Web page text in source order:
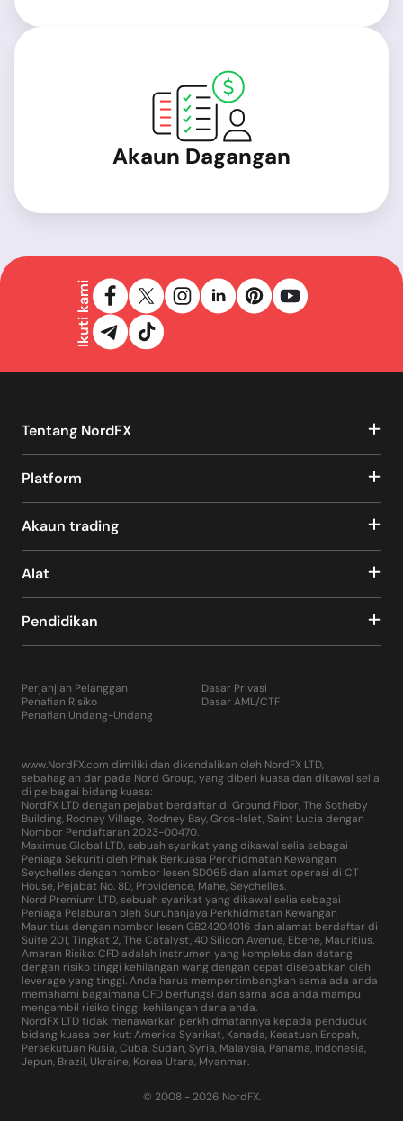
Akaun Dagangan
Ikuti kami
Tentang NordFX
Platform
Akaun trading
Alat
Pendidikan
Perjanjian Pelanggan
Penafian Risiko
Penafian Undang-Undang
Dasar Privasi
Dasar AML/CTF
www.NordFX.com dimiliki dan dikendalikan oleh NordFX LTD,
sebahagian daripada Nord Group, yang diberi kuasa dan dikawal selia
di pelbagai bidang kuasa:
NordFX LTD dengan pejabat berdaftar di Ground Floor, The Sotheby
Building, Rodney Village, Rodney Bay, Gros-Islet, Saint Lucia dengan
Nombor Pendaftaran 2023-00470.
Maximus Global LTD, sebuah syarikat yang dikawal selia sebagai
Peniaga Sekuriti oleh Pihak Berkuasa Perkhidmatan Kewangan
Seychelles dengan nombor lesen SD065 dan alamat operasi di CT
House, Pejabat No. 8D, Providence, Mahe, Seychelles.
Nord Premium LTD, sebuah syarikat yang dikawal selia sebagai
Peniaga Pelaburan oleh Suruhanjaya Perkhidmatan Kewangan
Mauritius dengan nombor lesen GB24204016 dan alamat berdaftar di
Suite 201, Tingkat 2, The Catalyst, 40 Silicon Avenue, Ebene, Mauritius.
Amaran Risiko: CFD adalah instrumen yang kompleks dan datang
dengan risiko tinggi kehilangan wang dengan cepat disebabkan oleh
leverage yang tinggi. Anda harus mempertimbangkan sama ada anda
memahami bagaimana CFD berfungsi dan sama ada anda mampu
mengambil risiko tinggi kehilangan dana anda.
NordFX LTD tidak menawarkan perkhidmatannya kepada penduduk
bidang kuasa berikut: Amerika Syarikat, Kanada, Kesatuan Eropah,
Persekutuan Rusia, Cuba, Sudan, Syria, Malaysia, Panama, Indonesia,
Jepun, Brazil, Ukraine, Korea Utara, Myanmar.
© 2008 - 2026 NordFX.